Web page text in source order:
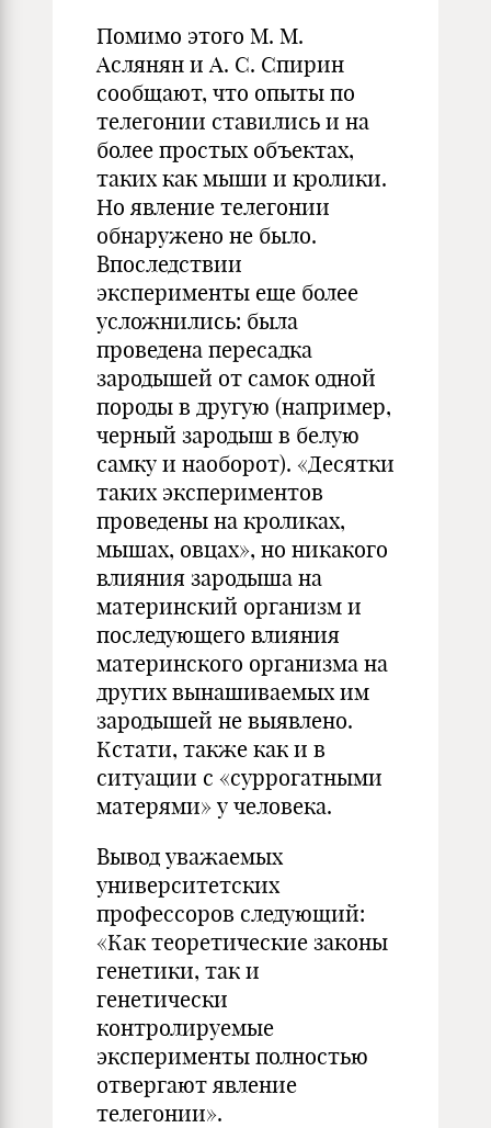
Помимо этого М. М.
Аслянян и А. С. Спирин
сообщают, что опыты по
телегонии ставились и на
более простых объектах,
таких как мыши и кролики.
Но явление телегонии
обнаружено не было.
Впоследствии
эксперименты еще более
усложнились: была
проведена пересадка
зародышей от самок одной
породы в другую (например,
черный зародыш в белую
самку и наоборот). «Десятки
таких экспериментов
проведены на кроликах,
мышах, овцах», но никакого
влияния зародыша на
материнский организм и
последующего влияния
материнского организма на
других вынашиваемых им
зародышей не выявлено.
Кстати, также как и в
ситуации с «суррогатными
матерями» у человека.
Вывод уважаемых
университетских
профессоров следующий:
«Как теоретические законы
генетики, так и
генетически
контролируемые
эксперименты полностью
отвергают явление
телегонии».